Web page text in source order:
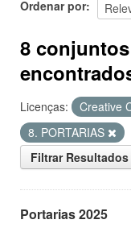
Ordenar por
8
Licenças: Creative
8. PORTARIAS
Filtrar Resultados
Portarias 2025